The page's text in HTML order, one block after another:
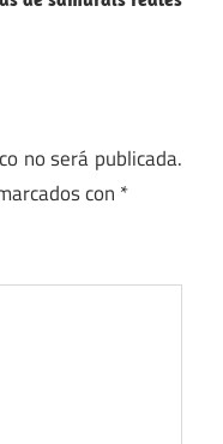
no será publicada.
con *